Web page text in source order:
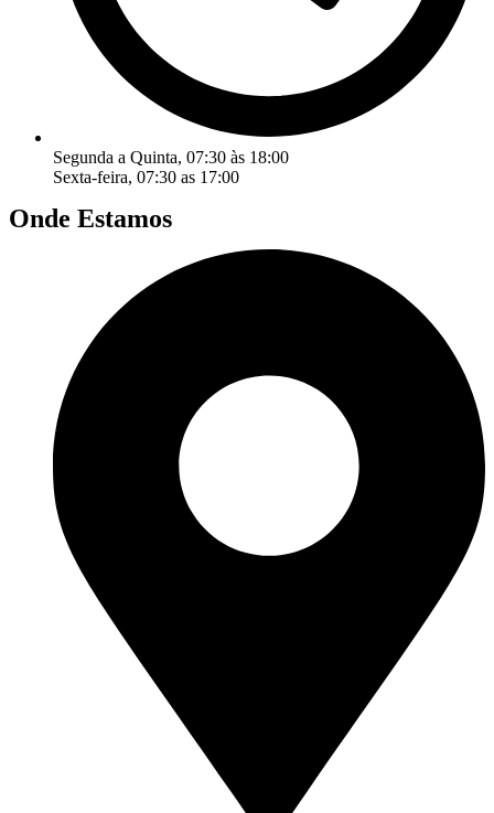
Segunda a Quinta, 07:30 às 18:00
Sexta-feira, 07:30 as 17:00
Onde Estamos